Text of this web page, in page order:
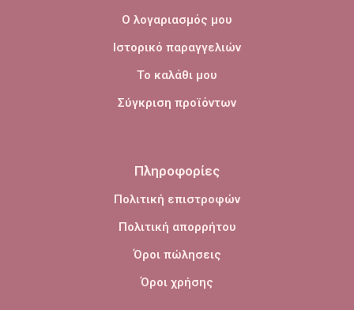
Ο λογαριασμός μου
Ιστορικό παραγγελιών
Το καλάθι μου
Σύγκριση προϊόντων
Πληροφορίες
Πολιτική επιστροφών
Πολιτική απορρήτου
Όροι πώλησεις
Όροι χρήσης